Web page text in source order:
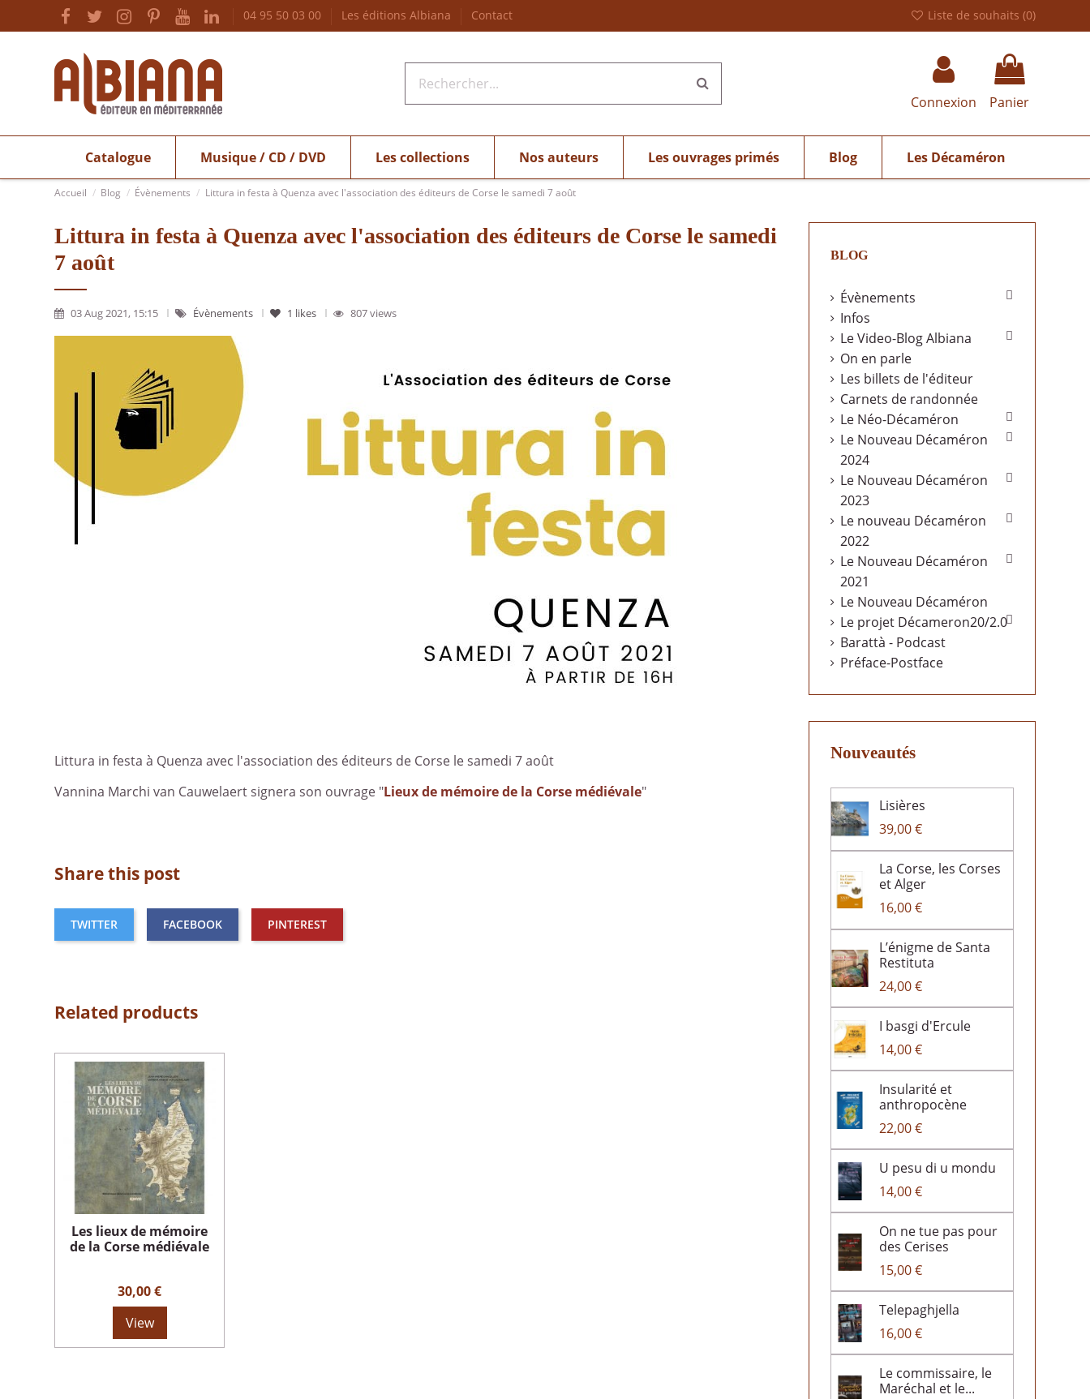
04 95 50 03 00 Les éditions Albiana Contact Liste de souhaits (0)
Connexion Panier
Catalogue Musique / CD / DVD Les collections Nos auteurs Les ouvrages primés Blog Les Décaméron
Accueil Blog Évènements Littura in festa à Quenza avec l'association des éditeurs de Corse le samedi 7 août
Littura in festa à Quenza avec l'association des éditeurs de Corse le samedi
7 août
03 Aug 2021, 15:15 Évènements 1 likes 807 views
Littura in festa à Quenza avec l'association des éditeurs de Corse le samedi 7 août
Vannina Marchi van Cauwelaert signera son ouvrage "Lieux de mémoire de la Corse médiévale"
Share this post
TWITTER FACEBOOK PINTEREST
Related products
Les lieux de mémoire
de la Corse médiévale
30,00 €
View
BLOG
Évènements 
Infos
Le Video-Blog Albiana

On en parle
Les billets de l'éditeur
Carnets de randonnée
Le Néo-Décaméron

Le Nouveau Décaméron
2024

Le Nouveau Décaméron
2023

Le nouveau Décaméron
2022

Le Nouveau Décaméron
2021

Le Nouveau Décaméron
Le projet Décameron20/2.0
Barattà - Podcast
Préface-Postface
Nouveautés
Lisières
39,00 €
La Corse, les Corses
et Alger
16,00 €
L’énigme de Santa
Restituta
24,00 €
I basgi d'Ercule
14,00 €
Insularité et
anthropocène
22,00 €
U pesu di u mondu
14,00 €
On ne tue pas pour
des Cerises
15,00 €
Telepaghjella
16,00 €
Le commissaire, le
Maréchal et le...